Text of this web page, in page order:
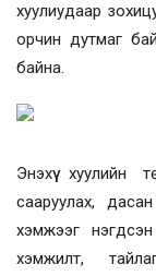
хуулиудаар
орчин дутмаг
байна.
Энэхүү
сааруулах,
хэмжээг
хэмжилт,